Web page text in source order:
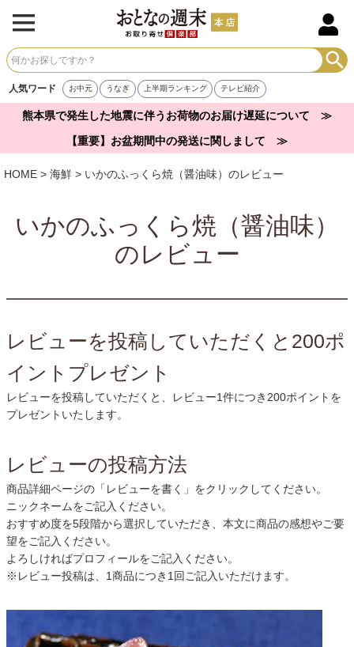
人気ワード お中元 うなぎ 上半期ランキング テレビ紹介
熊本県で発生した地震に伴うお荷物のお届け遅延について ≫
【重要】お盆期間中の発送に関しまして ≫
HOME 海鮮 いかのふっくら焼（醤油味）のレビュー
いかのふっくら焼（醤油味）
のレビュー
レビューを投稿していただくと200ポ
イントプレゼント
レビューを投稿していただくと、レビュー1件につき200ポイントを
プレゼントいたします。
レビューの投稿方法
商品詳細ページの「レビューを書く」をクリックしてください。
ニックネームをご記入ください。
おすすめ度を5段階から選択していただき、本文に商品の感想やご要
望をご記入ください。
よろしければプロフィールをご記入ください。
※レビュー投稿は、1商品につき1回ご記入いただけます。